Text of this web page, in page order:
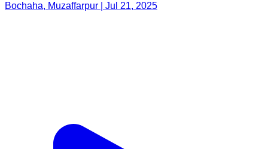
Bochaha, Muzaffarpur | Jul 21, 2025